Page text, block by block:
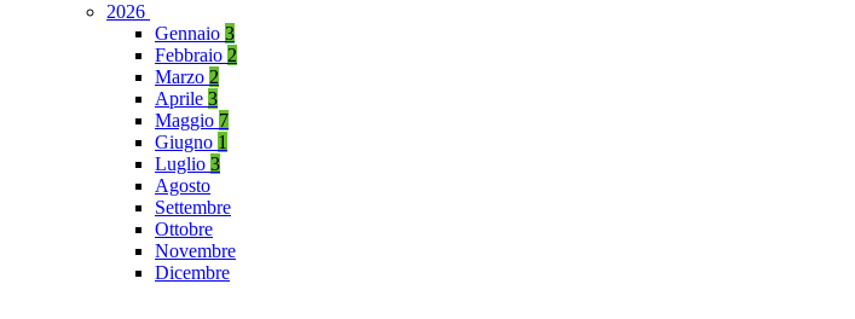
2026
Gennaio 3
Febbraio 2
Marzo 2
Aprile 3
Maggio 7
Giugno 1
Luglio 3
Agosto
Settembre
Ottobre
Novembre
Dicembre